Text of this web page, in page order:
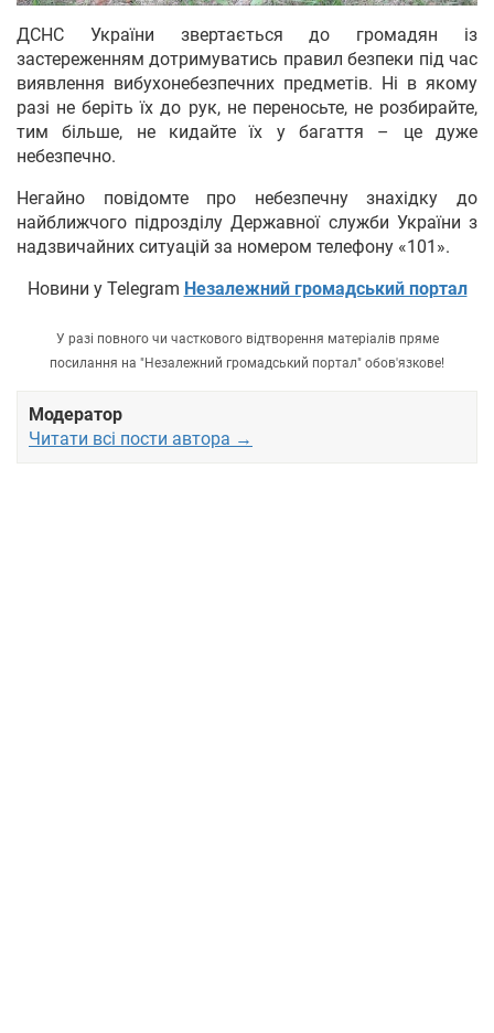
ДСНС України звертається до громадян із
застереженням дотримуватись правил безпеки під час
виявлення вибухонебезпечних предметів. Ні в якому
разі не беріть їх до рук, не переносьте, не розбирайте,
тим більше, не кидайте їх у багаття – це дуже
небезпечно.
Негайно повідомте про небезпечну знахідку до
найближчого підрозділу Державної служби України з
надзвичайних ситуацій за номером телефону «101».
Новини у Telegram Незалежний громадський портал
У разі повного чи часткового відтворення матеріалів пряме
посилання на "Незалежний громадський портал" обов'язкове!
Модератор
Читати всі пости автора →